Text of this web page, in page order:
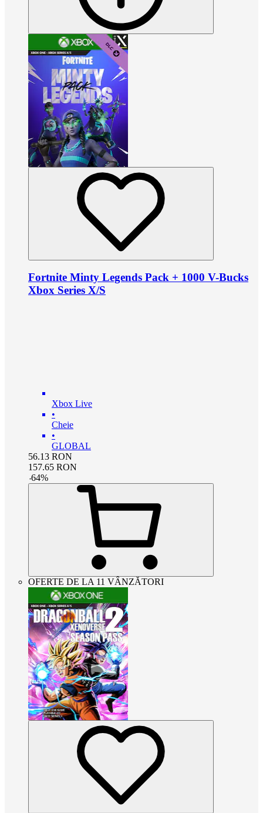
Fortnite Minty Legends Pack + 1000 V-Bucks
Xbox Series X/S
Xbox Live
•
Cheie
•
GLOBAL
56.13 RON
157.65 RON
-64%
OFERTE DE LA 11 VÂNZĂTORI